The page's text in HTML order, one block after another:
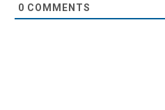
0 COMMENTS